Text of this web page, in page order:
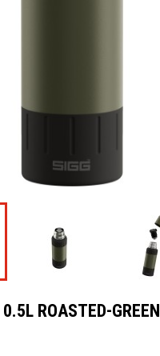
ROASTED-GREEN